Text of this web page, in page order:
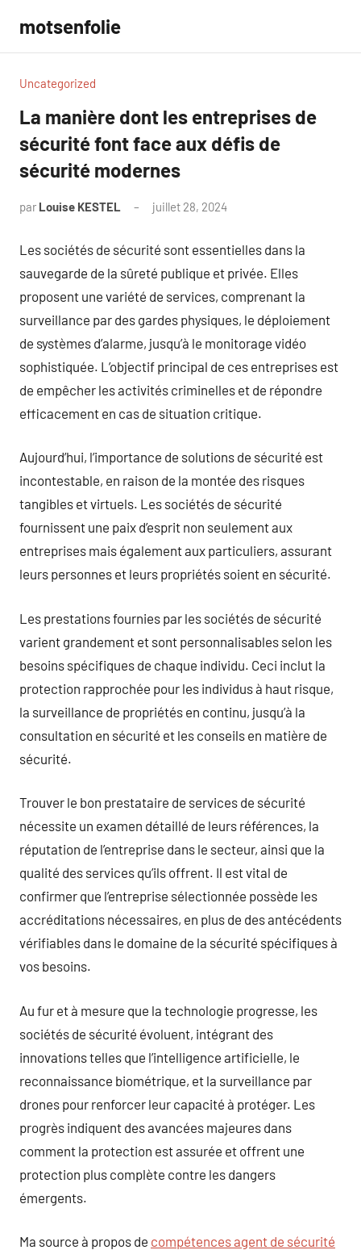
contenu
motsenfolie
Uncategorized
La manière dont les entreprises de
sécurité font face aux défis de
sécurité modernes
par Louise KESTEL juillet 28, 2024
Les sociétés de sécurité sont essentielles dans la
sauvegarde de la sûreté publique et privée. Elles
proposent une variété de services, comprenant la
surveillance par des gardes physiques, le déploiement
de systèmes d’alarme, jusqu’à le monitorage vidéo
sophistiquée. L’objectif principal de ces entreprises est
de empêcher les activités criminelles et de répondre
efficacement en cas de situation critique.
Aujourd’hui, l’importance de solutions de sécurité est
incontestable, en raison de la montée des risques
tangibles et virtuels. Les sociétés de sécurité
fournissent une paix d’esprit non seulement aux
entreprises mais également aux particuliers, assurant
leurs personnes et leurs propriétés soient en sécurité.
Les prestations fournies par les sociétés de sécurité
varient grandement et sont personnalisables selon les
besoins spécifiques de chaque individu. Ceci inclut la
protection rapprochée pour les individus à haut risque,
la surveillance de propriétés en continu, jusqu’à la
consultation en sécurité et les conseils en matière de
sécurité.
Trouver le bon prestataire de services de sécurité
nécessite un examen détaillé de leurs références, la
réputation de l’entreprise dans le secteur, ainsi que la
qualité des services qu’ils offrent. Il est vital de
confirmer que l’entreprise sélectionnée possède les
accréditations nécessaires, en plus de des antécédents
vérifiables dans le domaine de la sécurité spécifiques à
vos besoins.
Au fur et à mesure que la technologie progresse, les
sociétés de sécurité évoluent, intégrant des
innovations telles que l’intelligence artificielle, le
reconnaissance biométrique, et la surveillance par
drones pour renforcer leur capacité à protéger. Les
progrès indiquent des avancées majeures dans
comment la protection est assurée et offrent une
protection plus complète contre les dangers
émergents.
Ma source à propos de compétences agent de sécurité